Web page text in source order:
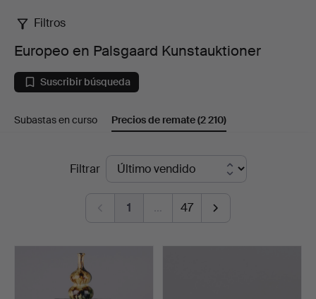
Europeo
en
Palsgaard
Kunstauktioner
Filtros
Europeo en Palsgaard Kunstauktioner
Suscribir búsqueda
Subastas en curso Precios de remate(2 210)
Filtrar
1 … 47